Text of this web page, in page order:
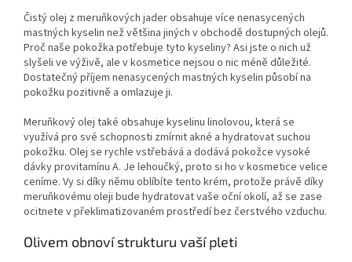
Čistý olej z meruňkových jader obsahuje více nenasycených
mastných kyselin než většina jiných v obchodě dostupných olejů.
Proč naše pokožka potřebuje tyto kyseliny? Asi jste o nich už
slyšeli ve výživě, ale v kosmetice nejsou o nic méně důležité.
Dostatečný příjem nenasycených mastných kyselin působí na
pokožku pozitivně a omlazuje ji.
Meruňkový olej také obsahuje kyselinu linolovou, která se
využívá pro své schopnosti zmírnit akné a hydratovat suchou
pokožku. Olej se rychle vstřebává a dodává pokožce vysoké
dávky provitamínu A. Je lehoučký, proto si ho v kosmetice velice
ceníme. Vy si díky němu oblíbíte tento krém, protože právě díky
meruňkovému oleji bude hydratovat vaše oční okolí, až se zase
ocitnete v překlimatizovaném prostředí bez čerstvého vzduchu.
Olivem obnoví strukturu vaší pleti